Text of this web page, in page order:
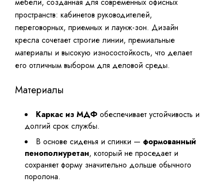
мебели, созданная для современных офисных
пространств: кабинетов руководителей,
переговорных, приемных и лаунж-зон. Дизайн
кресла сочетает строгие линии, премиальные
материалы и высокую износостойкость, что делает
его отличным выбором для деловой среды.
Материалы
Каркас из МДФ обеспечивает устойчивость и
долгий срок службы.
В основе сиденья и спинки — формованный
пенополиуретан, который не проседает и
сохраняет форму значительно дольше обычного
поролона.